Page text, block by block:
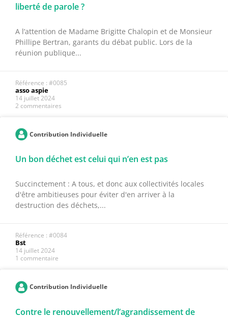
liberté de parole ?
A l’attention de Madame Brigitte Chalopin et de Monsieur
Phillipe Bertran, garants du débat public. Lors de la
réunion publique...
Référence : #0085
asso aspie
14 juillet 2024
2 commentaires
Contribution Individuelle
Un bon déchet est celui qui n’en est pas
Succinctement : A tous, et donc aux collectivités locales
d'être ambitieuses pour éviter d'en arriver à la
destruction des déchets,...
Référence : #0084
Bst
14 juillet 2024
1 commentaire
Contribution Individuelle
Contre le renouvellement/l’agrandissement de